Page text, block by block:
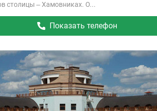
столицы – Хамовниках. О...
Показать телефон